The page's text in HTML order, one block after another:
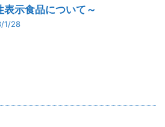
表示食品について～
1/28